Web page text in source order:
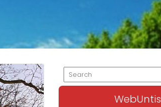
WebUntis